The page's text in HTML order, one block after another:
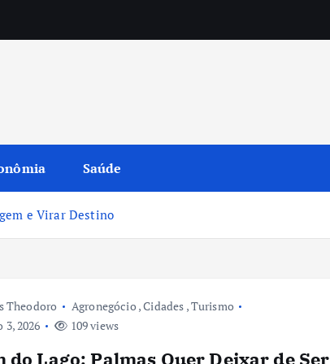
Saúde
e Virar Destino
Theodoro Agronegócio ,Cidades ,Turismo
3, 2026
109 views
do Lago: Palmas Quer Deixar de Ser